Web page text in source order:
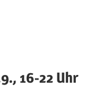
16-22 Uhr